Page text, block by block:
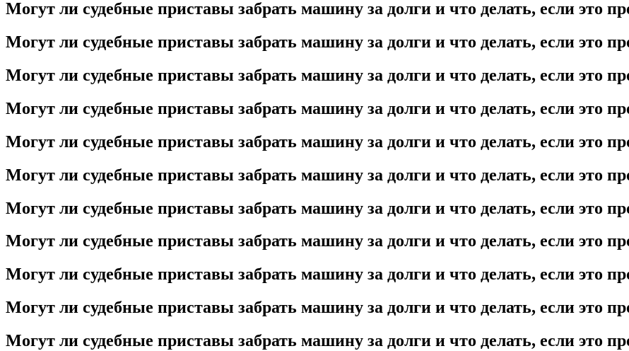
Могут ли судебные приставы забрать машину за долги и что делать, если это
Могут ли судебные приставы забрать машину за долги и что делать, если это
Могут ли судебные приставы забрать машину за долги и что делать, если это
Могут ли судебные приставы забрать машину за долги и что делать, если это
Могут ли судебные приставы забрать машину за долги и что делать, если это
Могут ли судебные приставы забрать машину за долги и что делать, если это
Могут ли судебные приставы забрать машину за долги и что делать, если это
Могут ли судебные приставы забрать машину за долги и что делать, если это
Могут ли судебные приставы забрать машину за долги и что делать, если это
Могут ли судебные приставы забрать машину за долги и что делать, если это
Могут ли судебные приставы забрать машину за долги и что делать, если это